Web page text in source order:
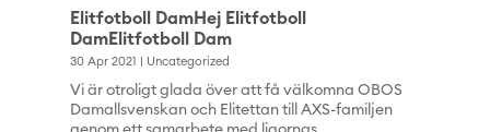
Elitfotboll DamHej Elitfotboll
DamElitfotboll Dam
30 Apr 2021 Uncategorized
Vi är otroligt glada över att få välkomna OBOS
Damallsvenskan och Elitettan till AXS-familjen